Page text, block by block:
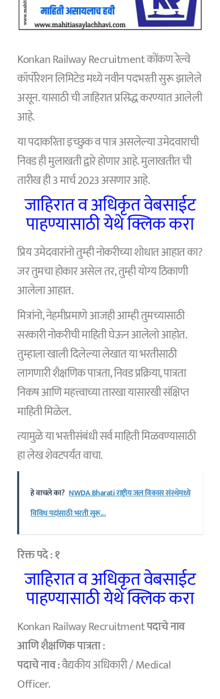
Konkan Railway Recruitment कोंकण रेल्वे
कॉर्पोरेशन लिमिटेड मध्ये नवीन पदभरती सुरू झालेले
असून. यासाठी ची जाहिरात प्रसिद्ध करण्यात आलेली
आहे.
या पदाकरिता इच्छुक व पात्र असलेल्या उमेदवाराची
निवड ही मुलाखती द्वारे होणार आहे. मुलाखतीत ची
तारीख ही 3 मार्च 2023 असणार आहे.
जाहिरात व अधिकृत वेबसाईट
पाहण्यासाठी येथे क्लिक करा
प्रिय उमेदवारांनो तुम्ही नोकरीच्या शोधात आहात का?
जर तुमचा होकार असेल तर, तुम्ही योग्य ठिकाणी
आलेला आहात.
मित्रांनो, नेहमीप्रमाणे आजही आम्ही तुमच्यासाठी
सरकारी नोकरीची माहिती घेऊन आलेलो आहोत.
तुम्हाला खाली दिलेल्या लेखात या भरतीसाठी
लागणारी शैक्षणिक पात्रता, निवड प्रक्रिया, पात्रता
निकष आणि महत्त्वाच्या तारखा यासारखी संक्षिप्त
माहिती मिळेल.
त्यामुळे या भरतीसंबंधी सर्व माहिती मिळवण्यासाठी
हा लेख शेवटपर्यंत वाचा.
हे वाचले का? NWDA Bharati राष्ट्रीय जल विकास संस्थेमध्ये
विविध पदांसाठी भरती सुरू...
रिक्त पदे: १
जाहिरात व अधिकृत वेबसाईट
पाहण्यासाठी येथे क्लिक करा
Konkan Railway Recruitmentपदाचे नाव
आणि शैक्षणिक पात्रता :
पदाचे नाव :वैद्यकीय अधिकारी / Medical
Officer.